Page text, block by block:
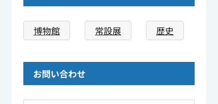
博物館 常設展 歴史
お問い合わせ